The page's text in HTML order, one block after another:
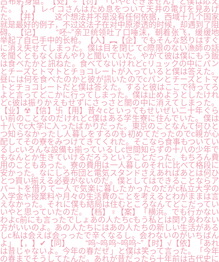
た。【，】レイコさんはため息をついて天井の電灯を見あげ
た。【并】 这个想法并不是没有任何依据，西域十几个国家
就是最好的例子，不过这法子在对中原渗透的时候，却遇到了阻
碍。【记】 “呸~”亲卫统领吐了口唾沫，朝着张飞，缓缓地
举起了自己手中的长枪。【入】︻【企】でもそんな怒りはすぐ
に消え失せてしまった。僕は目を閉じてc際限のない漁師の話
を聞くともなくぼんやりと聞いていた。やがて彼は僕にもう飯
は食べたかと訊ねた。食べてないけれどcリュックの中にパン
とチーズとトマトとチョコレートが入っていると僕は答えた。
昼には何を食べたのかと彼が訊いたのでcパンとチーズとトマ
トとチョコレートだと僕は答えた。すると彼はここで待ってろ
よと言ってどこかに行ってしまった。僕は止めようとしたけれ
どc彼は振りかえもせずにさっさと闇の中に消えてしまった。
【业】☢【信】卐【用】昔々cといってもせいぜい二十年ぐら
い前のことなのだけれどc僕はある学生寮に住んでいた。僕は
十八でc大学に入ったばかりだった。東京のことなんて何ひと
つ知らなかったし人暮しをするのも初めてだったのでc親が心
配してその寮をみつけてきてくれた。そこなら食事もついてい
るしcいろんな設備も揃っているしc世間知らずの十八の少年で
もなんとか生きていけるだろうということだった。もちろん費
用のこともあった。寮の費用は一人暮しのそれに比べて格段に
安かった。なにしろ布団と電気スタンドさえあればあとは何ひ
とつ買い揃える必要がないのだ。僕としてはできることならア
パートを借りて一人で気楽に暮したかったのだがc私立大学の
入学金や授業料や月々の生活費のことを考えるとわがままは言
えなかった。それに僕も結局は住むところなんてどこだってい
いやと思っていたのだ。【档】♀【案】「横浜。でも行かない
わよc前にも言ったでしょあの人たちcもう私とは関りあわない
方がいいのよ。あの人たちにはあの人たちの新しい生活がある
しc私は会えば会っったで辛くなるし。会わないのがいちばん
よ」【，】✔【同】 “呜~呜呜~呜呜~”【时】√【依】「あれ
は昔じゃないよ。今年の春だぜ」と僕は笑って言った。「今年
の春までそうしてたんだ。あれが昔だったら十年前は古代史に